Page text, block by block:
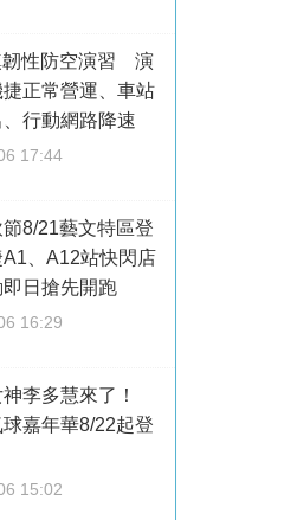
韌性防空演習 演
正常營運、車站
、行動網路降速
17:44
8/21藝文特區登
、A12站快閃店
日搶先開跑
16:29
神李多慧來了！
嘉年華8/22起登
15:02